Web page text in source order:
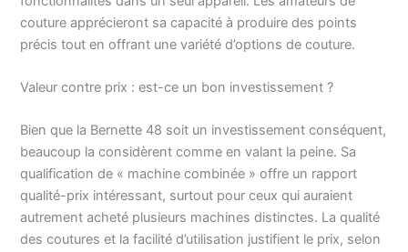
couture apprécieront sa capacité à produire des points
précis tout en offrant une variété d’options de couture.
Valeur contre prix : est-ce un bon investissement ?
Bien que la Bernette 48 soit un investissement conséquent,
beaucoup la considèrent comme en valant la peine. Sa
qualification de « machine combinée » offre un rapport
qualité-prix intéressant, surtout pour ceux qui auraient
autrement acheté plusieurs machines distinctes. La qualité
des coutures et la facilité d’utilisation justifient le prix, selon